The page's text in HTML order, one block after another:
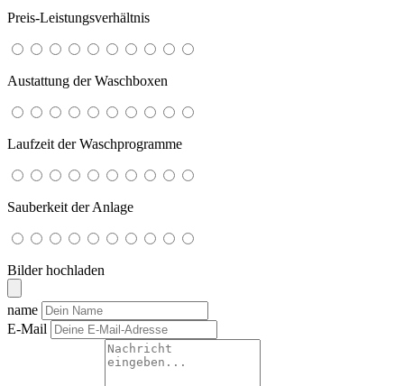
Preis-Leistungsverhältnis
Austattung der Waschboxen
Laufzeit der Waschprogramme
Sauberkeit der Anlage
Bilder hochladen
name
E-Mail